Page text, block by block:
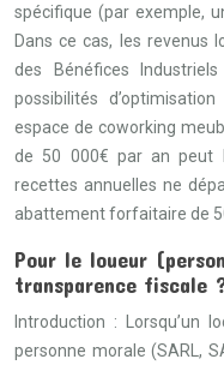
spécifique (par exemple,
Dans ce cas, les revenus
des Bénéfices
possibilités
espace de coworking
de 50 000€ par an peut
recettes annuelles ne
abattement forfaitaire de
Pour le loueur
transparence fiscale
Introduction : Lorsqu’un
personne morale (SARL,